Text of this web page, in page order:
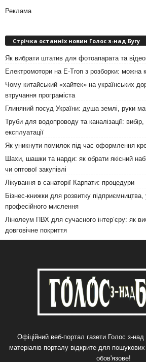
Реклама
Стрічка останніх новин Голос з-над Бугу
Як вибрати штатив для фотоапарата та
Електромотори на E-Tron з розборки: можна
Чому китайський «хайтек» на українських
втручання програміста
Глиняний посуд України: душа землі, руки
Труби для водопроводу та каналізації:
експлуатації
Як уникнути помилок під час оформлення
Шахи, шашки та нарди: як обрати якісний
чи оптової закупівлі
Лікування в санаторії Карпати: процедури
Бізнес-книжки для розвитку підприємництва,
професійного мислення
Лінолеум ПВХ для сучасного інтер’єру: як
довговічне покриття
Офіційний веб-портал газети Голос з-над
матеріалів порталу відкрите для
обов'язове!